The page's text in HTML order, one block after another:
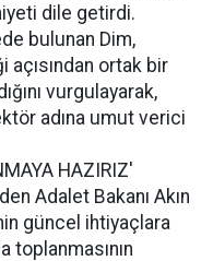
dile getirdi.
bulunan Dim,
ortak bir
vurgulayarak,
adına umut verici
HAZIRIZ'
Adalet Bakanı Akın
güncel ihtiyaçlara
toplanmasının